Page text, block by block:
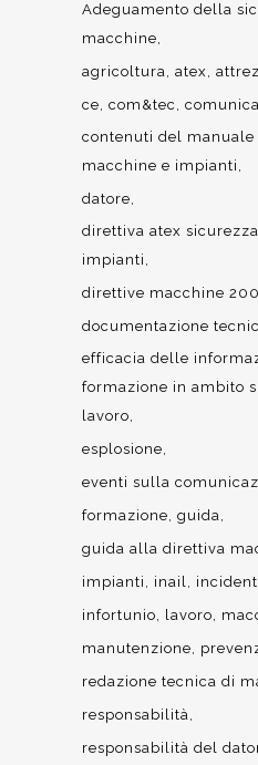
Adeguamento della
macchine
agricoltura atex
ce com&tec
contenuti del
macchine e impianti
datore
direttiva atex
impianti
direttive macchine
documentazione
efficacia delle
formazione in ambito
lavoro
esplosione
eventi sulla
formazione guida
guida alla direttiva
impianti
inail
infortunio
lavoro
manutenzione
redazione tecnica di
responsabilità
responsabilità del